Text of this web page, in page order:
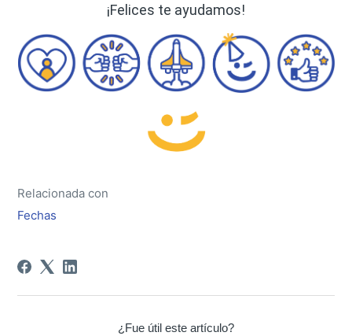
¡Felices te ayudamos!
Relacionada con
Fechas
¿Fue útil este artículo?